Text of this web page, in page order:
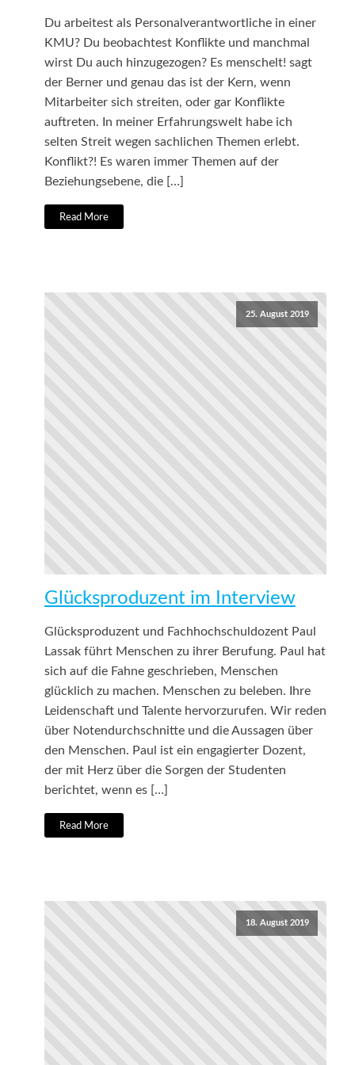
Du arbeitest als Personalverantwortliche in einer
KMU? Du beobachtest Konflikte und manchmal
wirst Du auch hinzugezogen? Es menschelt! sagt
der Berner und genau das ist der Kern, wenn
Mitarbeiter sich streiten, oder gar Konflikte
auftreten. In meiner Erfahrungswelt habe ich
selten Streit wegen sachlichen Themen erlebt.
Konflikt?! Es waren immer Themen auf der
Beziehungsebene, die […]
Read More
25. August 2019
Glücksproduzent im Interview
Glücksproduzent und Fachhochschuldozent Paul
Lassak führt Menschen zu ihrer Berufung. Paul hat
sich auf die Fahne geschrieben, Menschen
glücklich zu machen. Menschen zu beleben. Ihre
Leidenschaft und Talente hervorzurufen. Wir reden
über Notendurchschnitte und die Aussagen über
den Menschen. Paul ist ein engagierter Dozent,
der mit Herz über die Sorgen der Studenten
berichtet, wenn es […]
Read More
18. August 2019